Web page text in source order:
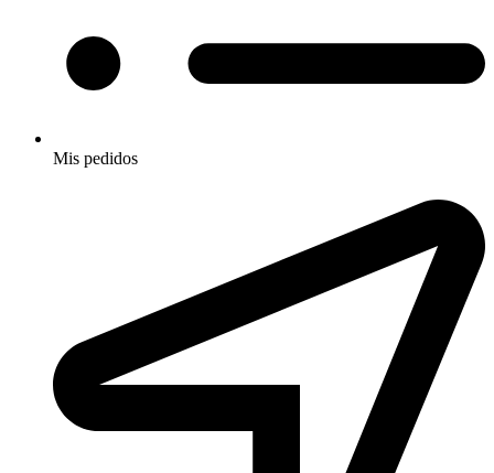
Mis pedidos